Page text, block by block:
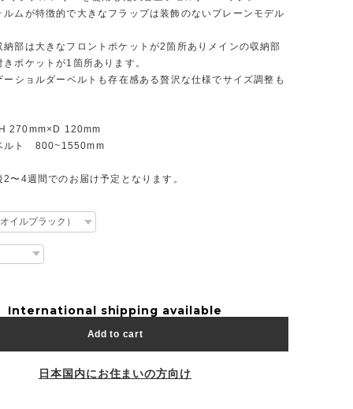
ルムが特徴的で大きなフラップは装飾のないプレーンモデル
納部は大きなフロントポケットが2箇所ありメインの収納部
ポケットが1箇所あります。
ショルダーベルトも存在感ある贅沢な仕様でサイズ調整も
270mm×D 120mm
ルト 800~1550mm
2〜4週間でのお届け予定となります。
International shipping available
Add to cart
日本国内にお住まいの方向け